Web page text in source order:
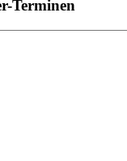
Terminen